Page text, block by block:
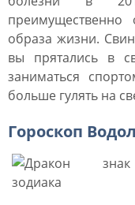
образа жизни.
вы прятались в
заниматься
больше гулять на
Гороскоп